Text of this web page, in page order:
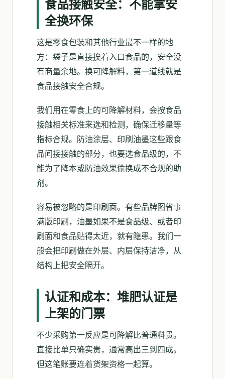
食品接触安全：不能拿安
全换环保
这是零食包装和其他行业最不一样的地
方：袋子是直接挨着入口食品的，安全没
有商量余地。换可降解料，第一道线就是
食品接触安全合规。
我们用在零食上的可降解材料，会按食品
接触相关标准来选和检测，确保迁移量等
指标合规。防油涂层、印刷油墨这些跟食
品间接接触的部分，也要选食品级的，不
能为了降本或防油效果偷换成不合规的助
剂。
容易被忽略的是印刷面。有些品牌图省事
满版印刷，油墨如果不是食品级、或者印
刷面和食品贴得太近，就有隐患。我们一
般会把印刷做在外层、内层保持洁净，从
结构上把安全隔开。
认证和成本：堆肥认证是
上架的门票
不少采购第一反应是可降解比普通料贵。
直接比单只确实贵，通常高出三到四成。
但这笔账要连着货架资格一起算。